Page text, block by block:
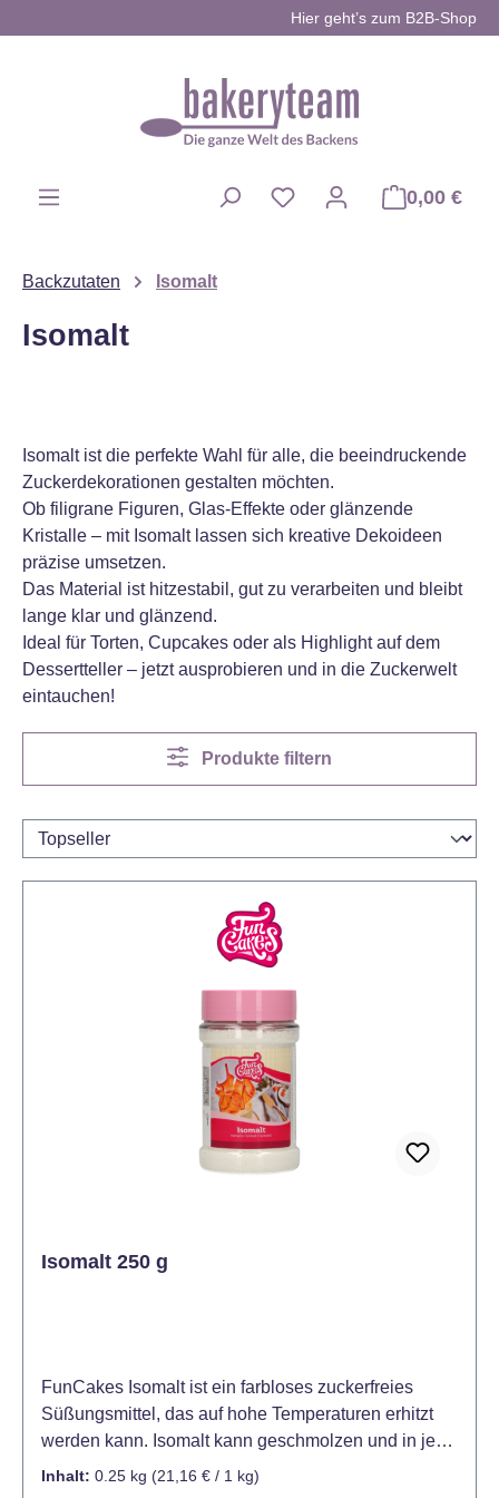
Hier geht’s zum B2B-Shop
0,00 €
Backzutaten Isomalt
Isomalt
Isomalt ist die perfekte Wahl für alle, die beeindruckende
Zuckerdekorationen gestalten möchten.
Ob filigrane Figuren, Glas-Effekte oder glänzende
Kristalle – mit Isomalt lassen sich kreative Dekoideen
präzise umsetzen.
Das Material ist hitzestabil, gut zu verarbeiten und bleibt
lange klar und glänzend.
Ideal für Torten, Cupcakes oder als Highlight auf dem
Dessertteller – jetzt ausprobieren und in die Zuckerwelt
eintauchen!
Produkte filtern
Isomalt 250 g
FunCakes Isomalt ist ein farbloses zuckerfreies
Süßungsmittel, das auf hohe Temperaturen erhitzt
werden kann. Isomalt kann geschmolzen und in jede
gewünschte Form gebracht werden. Hervorragend
Inhalt: 0.25 kg (21,16 € / 1 kg)